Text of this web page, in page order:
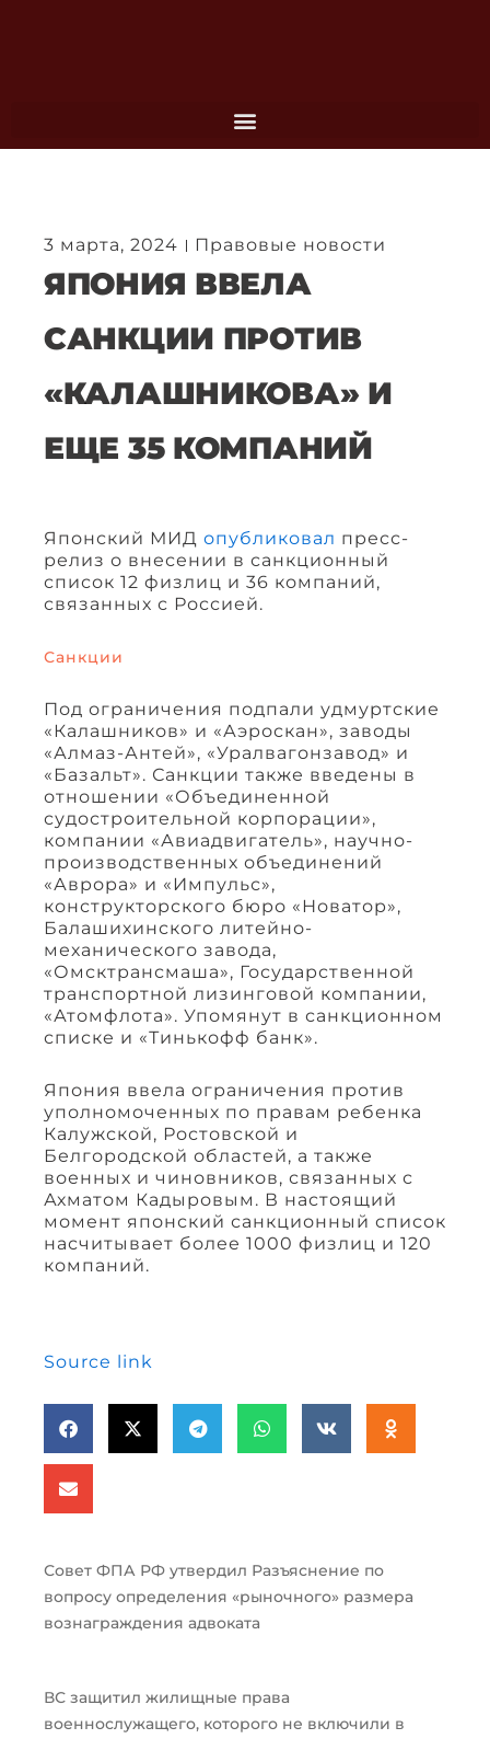
3 марта, 2024 Правовые новости
ЯПОНИЯ ВВЕЛА
САНКЦИИ ПРОТИВ
«КАЛАШНИКОВА» И
ЕЩЕ 35 КОМПАНИЙ
Японский МИД опубликовал пресс-
релиз о внесении в санкционный
список 12 физлиц и 36 компаний,
связанных с Россией.
Санкции
Под ограничения подпали удмуртские
«Калашников» и «Аэроскан», заводы
«Алмаз-Антей», «Уралвагонзавод» и
«Базальт». Санкции также введены в
отношении «Объединенной
судостроительной корпорации»,
компании «Авиадвигатель», научно-
производственных объединений
«Аврора» и «Импульс»,
конструкторского бюро «Новатор»,
Балашихинского литейно-
механического завода,
«Омсктрансмаша», Государственной
транспортной лизинговой компании,
«Атомфлота». Упомянут в санкционном
списке и «Тинькофф банк».
Япония ввела ограничения против
уполномоченных по правам ребенка
Калужской, Ростовской и
Белгородской областей, а также
военных и чиновников, связанных с
Ахматом Кадыровым. В настоящий
момент японский санкционный список
насчитывает более 1000 физлиц и 120
компаний.
Source link
Совет ФПА РФ утвердил Разъяснение по
вопросу определения «рыночного» размера
вознаграждения адвоката
ВС защитил жилищные права
военнослужащего, которого не включили в